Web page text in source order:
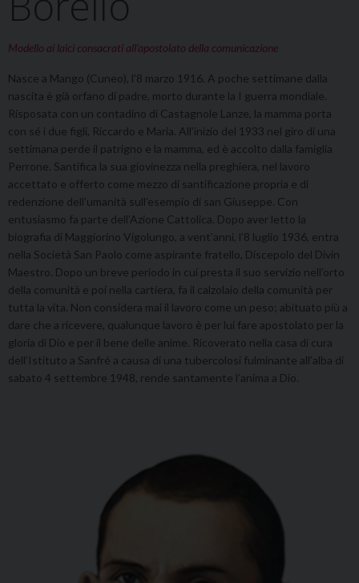
Modello ai laici consacrati all’apostolato della comunicazione
Nasce a Mango (Cuneo), l’8 marzo 1916. A poche settimane dalla
nascita è già orfano di padre, morto durante la I guerra mondiale.
Risposata con un contadino di Castagnole Lanze, la mamma porta
con sé i due figli, Riccardo e Maria. All’inizio del 1933 nel giro di una
settimana perde il patrigno e la mamma, ed è accolto dalla famiglia
Perrone. Santifica la sua giovinezza nella preghiera, nel lavoro
accettato e offerto come mezzo di santificazione propria e di
redenzione dell’umanità sull’esempio di san Giuseppe. Con
entusiasmo fa parte dell’Azione Cattolica. Dopo aver letto la
biografia di Maggiorino Vigolungo, a vent’anni, l’8 luglio 1936, entra
nella Società San Paolo come aspirante fratello, Discepolo del Divin
Maestro. Dopo un breve periodo in cui presta il suo servizio nell’orto
della comunità e poi nella cartiera, fa il calzolaio della comunità per
tutta la vita. Non considera mai il lavoro come un peso; abituato più a
dare che a ricevere, qualunque lavoro è per lui fare apostolato per la
gloria di Dio e per il bene delle anime. Ricoverato nella casa di cura
dell’Istituto a Sanfré a causa di una tubercolosi fulminante all’alba di
sabato 4 settembre 1948, rende santamente l’anima a Dio.